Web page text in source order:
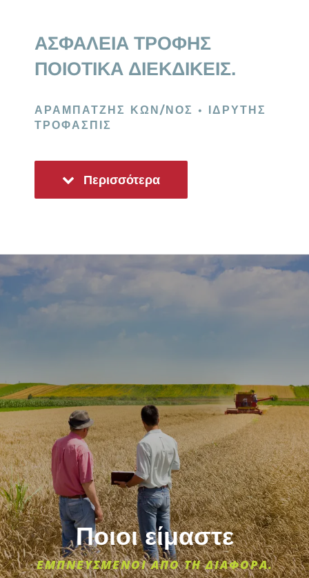
ΑΣΦΑΛΕΙΑ ΤΡΟΦΗΣ
ΠΟΙΟΤΙΚΑ ΔΙΕΚΔΙΚΕΙΣ.
ΑΡΑΜΠΑΤΖΗΣ ΚΩΝ/ΝΟΣ • ΙΔΡΥΤΗΣ
ΤΡΟΦΑΣΠΙΣ
Περισσότερα
Ποιοι είμαστε
ΕΜΠΝΕΥΣΜΕΝΟΙ ΑΠΟ ΤΗ ΔΙΑΦΟΡΑ.